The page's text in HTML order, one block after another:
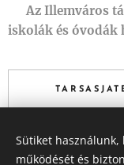
🎲Az Illemváros
iskolák és óvodák
Sütiket
működését és